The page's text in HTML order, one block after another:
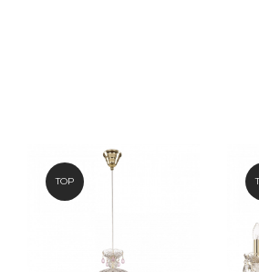
TOP